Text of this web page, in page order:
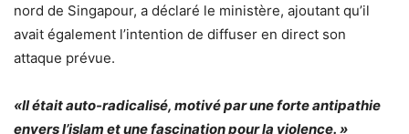
nord de Singapour, a déclaré le ministère, ajoutant qu’il
avait également l’intention de diffuser en direct son
attaque prévue.
«Il était auto-radicalisé, motivé par une forte antipathie
envers l’islam et une fascination pour la violence. »